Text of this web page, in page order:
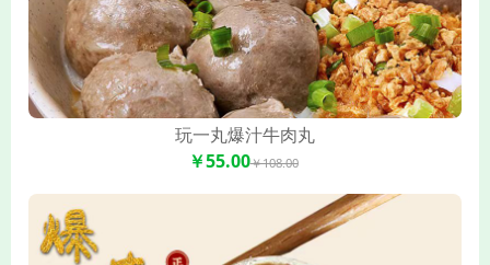
玩一丸爆汁牛肉丸
￥55.00￥108.00